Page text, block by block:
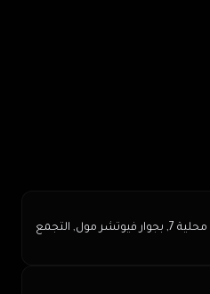
عمارة 250, شارع الشباب, محلية 7, بجوار فيوتشر مول, التجمع